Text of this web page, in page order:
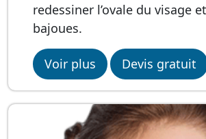
redessiner l’ovale du visage
bajoues.
Voir plus Devis gratuit